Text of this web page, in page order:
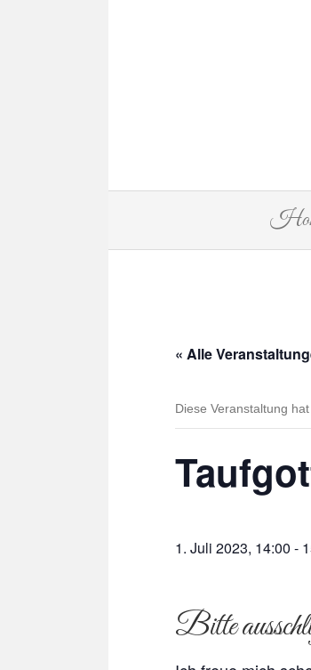
« Alle
Diese Veranstaltung
1. Juli 2023, 14:00 -
Bitte